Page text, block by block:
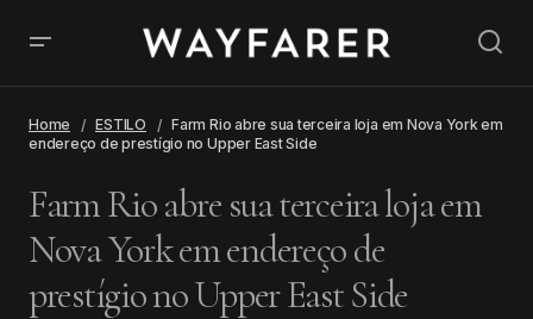
Home ESTILO
Farm Rio abre sua terceira loja em Nova York em
endereço de prestígio no Upper East Side
Farm Rio abre sua terceira loja em
Nova York em endereço de
prestígio no Upper East Side